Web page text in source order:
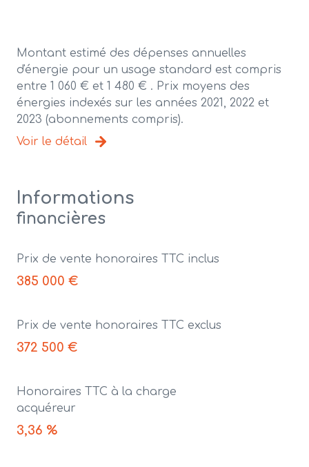
Montant estimé des dépenses annuelles
d'énergie pour un usage standard est compris
entre 1 060 € et 1 480 € . Prix moyens des
énergies indexés sur les années 2021, 2022 et
2023 (abonnements compris).
Voir le détail
Informations
financières
Prix de vente honoraires TTC inclus
385 000 €
Prix de vente honoraires TTC exclus
372 500 €
Honoraires TTC à la charge
acquéreur
3,36 %